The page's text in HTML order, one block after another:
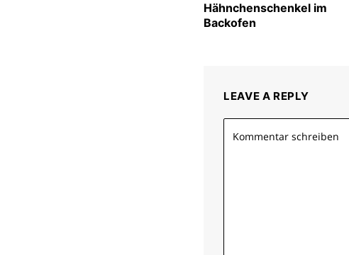
Hähnchenschenkel im
Backofen
LEAVE A REPLY